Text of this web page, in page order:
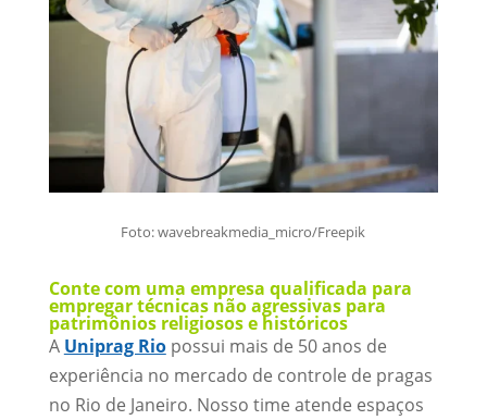
Foto: wavebreakmedia_micro/Freepik
Conte com uma empresa qualificada para
empregar técnicas não agressivas para
patrimônios religiosos e históricos
A Uniprag Riopossui mais de 50 anos de
experiência no mercado de controle de pragas
no Rio de Janeiro. Nosso time atende espaços